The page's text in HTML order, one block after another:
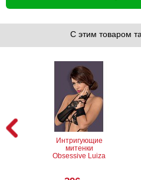
С этим товаром
Интригующие
митенки
Obsessive Luiza